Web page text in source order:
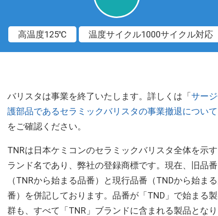
高温度125℃ 温度サイクル1000サイクル対応
バリスタは事業を終了いたします。詳しくは「 サー
護部品であるセラミックバリスタの事業撤退について
をご確認ください。
TNRは日本ケミコンのセラミックバリスタ全体を示
ランド名であり、弊社の登録商標です。現在、旧品番
（TNRから始まる品番）と現行品番（TNDから始ま
番）を併記しております。品番が「TND」で始まる
群も、すべて「TNR」ブランドに含まれる製品とな